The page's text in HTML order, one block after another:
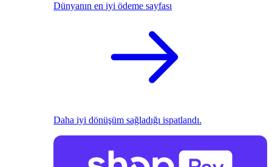
Dünyanın en iyi ödeme sayfası
Daha iyi dönüşüm sağladığı ispatlandı.